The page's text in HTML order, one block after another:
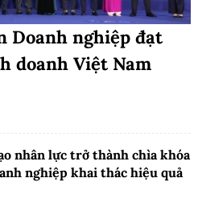
Doanh nghiệp đạt
doanh Việt Nam
nhân lực trở thành chìa khóa
nghiệp khai thác hiệu quả